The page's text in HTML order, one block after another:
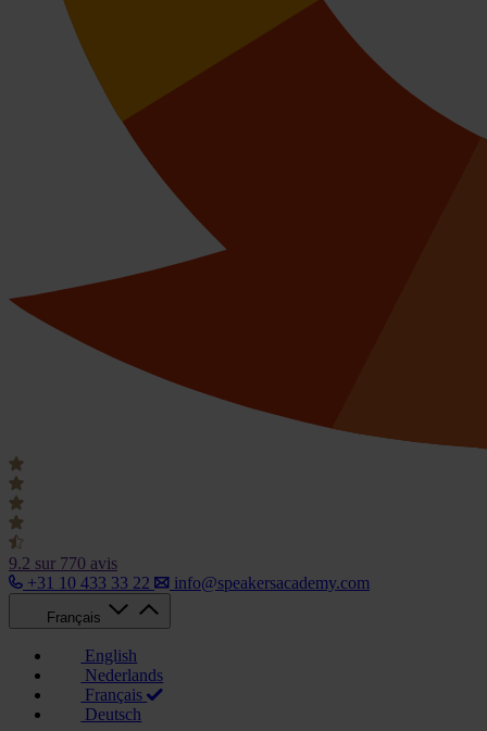
9.2 sur 770 avis
+31 10 433 33 22
info@speakersacademy.com
Français
English
Nederlands
Français
Deutsch